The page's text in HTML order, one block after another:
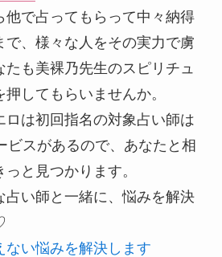
他で占ってもらって中々納得
で、様々な人をその実力で虜
も美裸乃先生のスピリチュ
してもらいませんか。
ロは初回指名の対象占い師は
ビスがあるので、あなたと相
と見つかります。
占い師と一緒に、悩みを解決
ない悩みを解決します